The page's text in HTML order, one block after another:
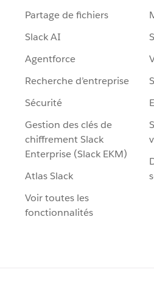
Partage de fichiers
Slack AI
Agentforce
Recherche d’entreprise
Sécurité
Gestion des clés de
chiffrement Slack
Enterprise (Slack EKM)
Atlas Slack
Voir toutes les
fonctionnalités